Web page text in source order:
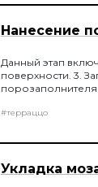
Нанесение
Данный этап
поверхности. 3.
#терраццо
Укладка